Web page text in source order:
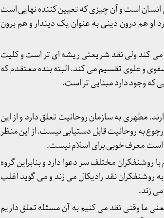
است و آن چیزی که تعیین کننده نهایی است
او هم درون دینی به عنوان یک دیندار و هم برون
می کند ولی نقد شریعتی ریشه ای تر است و کلیت
و علوی تقسیم می کند. البته بنده معتقدم که
که وجود دارد مبنایی تر است.
مطهری به سازمان روحانیت تعلق دارد و از این
به روحانیت قابل دستیابی نیست. از این منظر
است معرف خوبی برای اسلام نیست.
مختلف سر دعوا دارد و بنابراین گروه
روشنفکران نقد رادیکال می زند و می گوید اغلب
زند.
ما وقتی نقد می کنیم به آن مسئله تعلق داریم